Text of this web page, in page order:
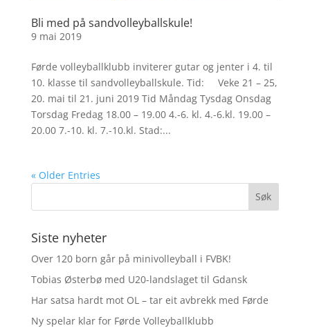
Bli med på sandvolleyballskule!
9 mai 2019
Førde volleyballklubb inviterer gutar og jenter i 4. til
10. klasse til sandvolleyballskule. Tid: Veke 21 – 25,
20. mai til 21. juni 2019 Tid Måndag Tysdag Onsdag
Torsdag Fredag 18.00 – 19.00 4.-6. kl. 4.-6.kl. 19.00 –
20.00 7.-10. kl. 7.-10.kl. Stad:...
« Older Entries
Siste nyheter
Over 120 born går på minivolleyball i FVBK!
Tobias Østerbø med U20-landslaget til Gdansk
Har satsa hardt mot OL – tar eit avbrekk med Førde
Ny spelar klar for Førde Volleyballklubb